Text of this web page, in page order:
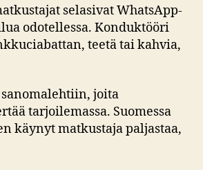
selasivat WhatsApp-
odotellessa. Konduktööri
teetä tai kahvia,
joita
tarjoilemassa. Suomessa
käynyt matkustaja paljastaa,